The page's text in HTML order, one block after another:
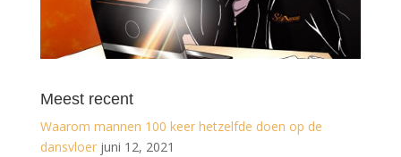
Meest recent
Waarom mannen 100 keer hetzelfde doen op de
dansvloer juni 12, 2021